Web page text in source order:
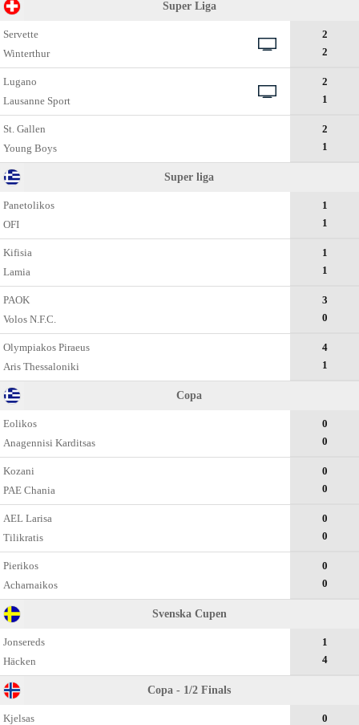
Super Liga
Servette
Winterthur
2
2
Lugano
Lausanne Sport
2
1
St. Gallen
Young Boys
2
1
Super liga
Panetolikos
OFI
1
1
Kifisia
Lamia
1
1
PAOK
Volos N.F.C.
3
0
Olympiakos Piraeus
Aris Thessaloniki
4
1
Copa
Eolikos
Anagennisi Karditsas
0
0
Kozani
PAE Chania
0
0
AEL Larisa
Tilikratis
0
0
Pierikos
Acharnaikos
0
0
Svenska Cupen
Jonsereds
Häcken
1
4
Copa - 1/2 Finals
Kjelsas
0